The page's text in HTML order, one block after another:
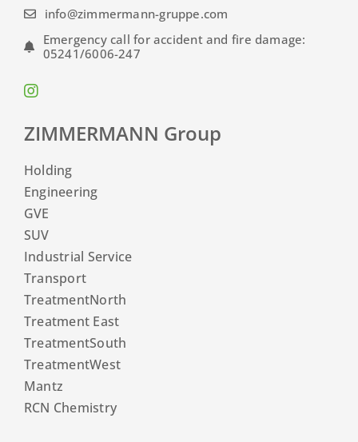
ZIMMERMANN Group
Holding
Engineering
GVE
SUV
Industrial Service
Transport
TreatmentNorth
Treatment East
TreatmentSouth
TreatmentWest
Mantz
RCN Chemistry
info@zimmermann-gruppe.com
Emergency call for accident and fire damage:
05241/6006-247